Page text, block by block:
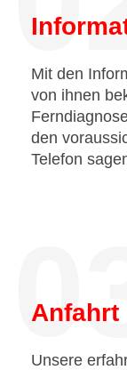
Mit den
von ihnen
den
Telefon
03.
Anfahrt
Unsere